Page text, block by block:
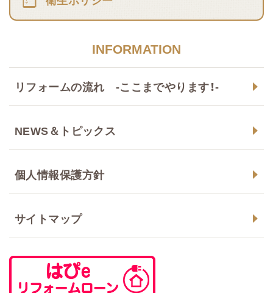
INFORMATION
リフォームの流れ -ここまでやります！-
NEWS＆トピックス
個人情報保護方針
サイトマップ